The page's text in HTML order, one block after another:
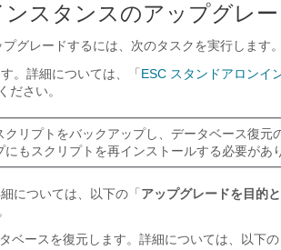
スタンスのアップグレー
グレードするには、次のタスクを実行します。
。詳細については、「 ESC スタンドアロンイ
ださい。
クリプトをバックアップし、データベース復元
もスクリプトを再インストールする必要があ
については、以下の「 アップグレードを目的
ベースを復元します。詳細については、以下の